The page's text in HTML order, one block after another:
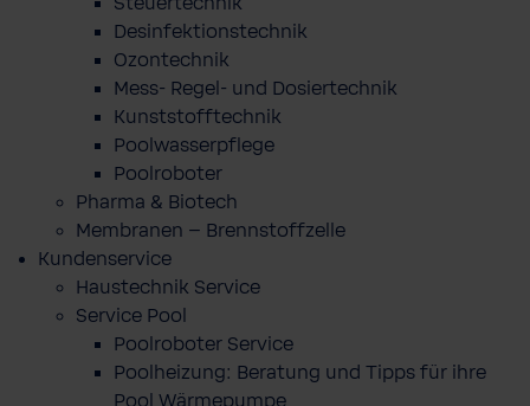
Desinfektionstechnik
Ozontechnik
Mess- Regel- und Dosiertechnik
Kunststofftechnik
Poolwasserpflege
Poolroboter
Pharma & Biotech
Membranen – Brennstoffzelle
Kundenservice
Haustechnik Service
Service Pool
Poolroboter Service
Poolheizung: Beratung und Tipps für ihre
Pool Wärmepumpe